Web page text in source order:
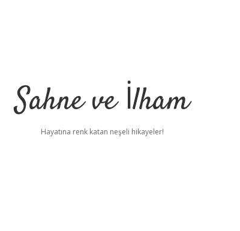
Sahne ve İlham
Hayatına renk katan neşeli hikayeler!